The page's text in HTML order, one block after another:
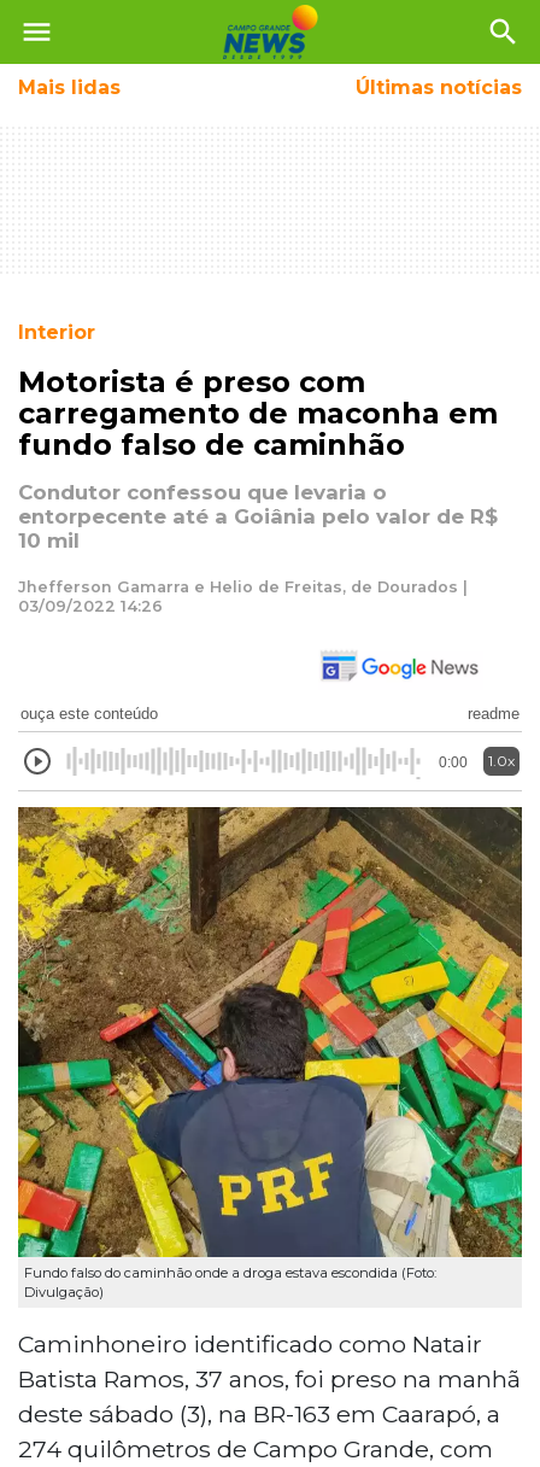
menu search
Mais lidas Últimas notícias
Interior
Motorista é preso com
carregamento de maconha em
fundo falso de caminhão
Condutor confessou que levaria o
entorpecente até a Goiânia pelo valor de R$
10 mil
Jhefferson Gamarra e Helio de Freitas, de Dourados |
03/09/2022 14:26
ouça este conteúdo readme
0:00 1.0x
Fundo falso do caminhão onde a droga estava escondida (Foto:
Divulgação)
Caminhoneiro identificado como Natair
Batista Ramos, 37 anos, foi preso na manhã
deste sábado (3), na BR-163 em Caarapó, a
274 quilômetros de Campo Grande, com